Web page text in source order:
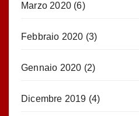
Marzo 2020 (6)
Febbraio 2020 (3)
Gennaio 2020 (2)
Dicembre 2019 (4)